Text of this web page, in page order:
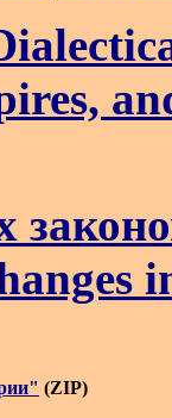
(ZIP)